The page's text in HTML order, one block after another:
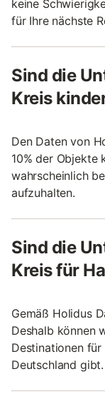
keine
für Ihre nächste
Sind die
Kreis
Den Daten von
10% der Objekte
wahrscheinlich
aufzuhalten.
Sind die
Kreis für
Gemäß Holidus
Deshalb können
Destinationen für
Deutschland gibt.